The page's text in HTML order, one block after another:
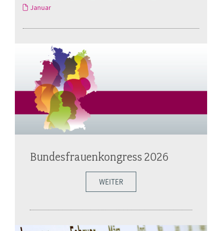
Januar
Bundesfrauenkongress 2026
WEITER